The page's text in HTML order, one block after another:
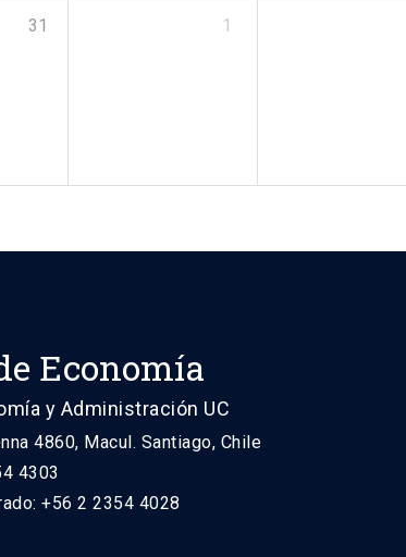
31 1
Economía
y Administración UC
4860, Macul. Santiago, Chile
4303
+56 2 2354 4028